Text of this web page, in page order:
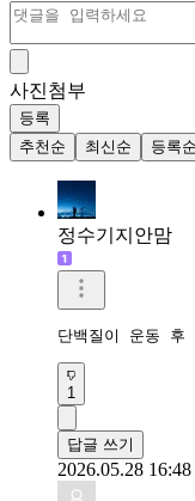
사진첨부
등록
추천순
최신순 등록순
정수기지안맘
단백질이 운동
1
답글 쓰기
2026.05.28 16:48